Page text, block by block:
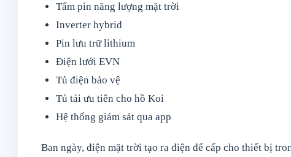
Tấm pin năng lượng mặt trời
Inverter hybrid
Pin lưu trữ lithium
Điện lưới EVN
Tủ điện bảo vệ
Tủ tải ưu tiên cho hồ Koi
Hệ thống giám sát qua app
Ban ngày, điện mặt trời tạo ra điện để cấp cho thiết bị